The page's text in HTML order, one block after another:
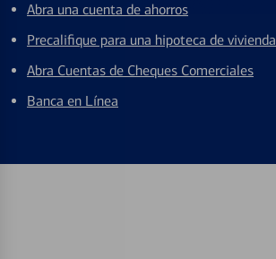
Abra una cuenta de ahorros
Precalifique para una hipoteca de vivienda
Abra Cuentas de Cheques Comerciales
Banca en Línea